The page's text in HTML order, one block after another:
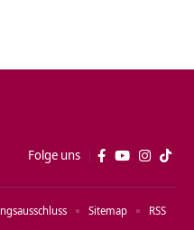
Folge uns
Sitemap RSS